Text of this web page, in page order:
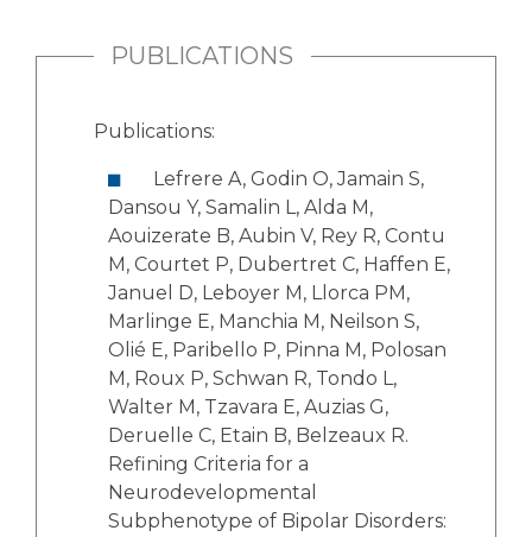
PUBLICATIONS
Publications:
Dansou Y, Samalin L, Alda M,
Aouizerate B, Aubin V, Rey R, Contu
M, Courtet P, Dubertret C, Haffen E,
Januel D, Leboyer M, Llorca PM,
Marlinge E, Manchia M, Neilson S,
Olié E, Paribello P, Pinna M, Polosan
M, Roux P, Schwan R, Tondo L,
Walter M, Tzavara E, Auzias G,
Deruelle C, Etain B, Belzeaux R.
Refining Criteria for a
Neurodevelopmental
Subphenotype of Bipolar Disorders: